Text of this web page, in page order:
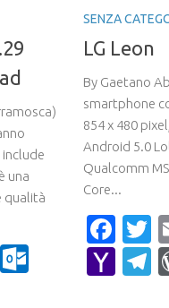
include
una
qualità
Gmail
SENZA
LG Leon
By Gaetano
smartphone
854 x 480
Android 5.0
Qualcomm
Core...